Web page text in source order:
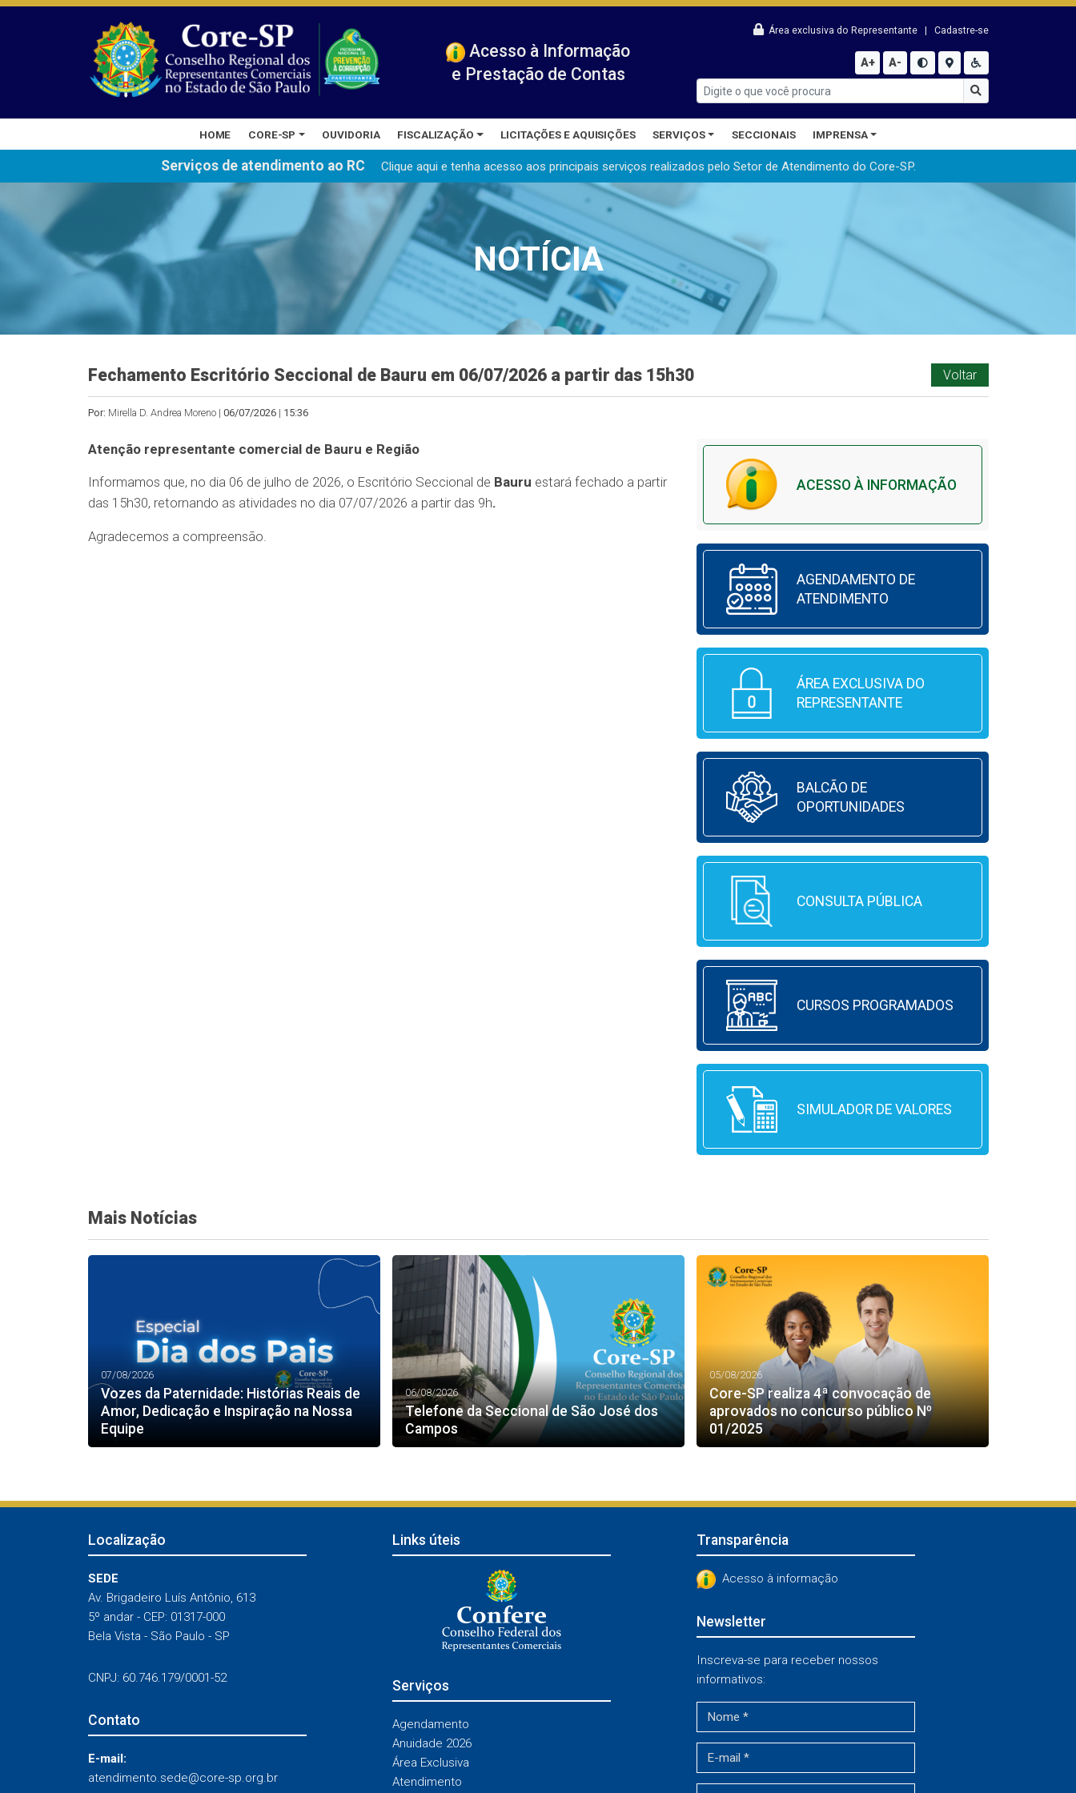
Acesso à Informação
e Prestação de Contas
Área exclusiva do Representante Cadastre-se
A+ A-
HOME CORE-SP OUVIDORIA FISCALIZAÇÃO LICITAÇÕES E AQUISIÇÕES SERVIÇOS SECCIONAIS IMPRENSA
Serviços de atendimento ao RC Clique aqui e tenha acesso aos principais serviços realizados pelo Setor de Atendimento do Core-SP.
NOTÍCIA
Fechamento Escritório Seccional de Bauru em 06/07/2026 a partir das 15h30 Voltar
Por: Mirella D. Andrea Moreno | 06/07/2026| 15:36
Atenção representante comercial de Bauru e Região
Informamos que, no dia 06 de julho de 2026, o Escritório Seccional de Bauru estará fechado a partir
das 15h30, retornando as atividades no dia 07/07/2026 a partir das 9h.
Agradecemos a compreensão.
ACESSO À INFORMAÇÃO
AGENDAMENTO DE
ATENDIMENTO
ÁREA EXCLUSIVA DO
REPRESENTANTE
BALCÃO DE
OPORTUNIDADES
CONSULTA PÚBLICA
CURSOS PROGRAMADOS
SIMULADOR DE VALORES
Mais Notícias
07/08/2026
Vozes da Paternidade: Histórias Reais de
Amor, Dedicação e Inspiração na Nossa
Equipe
06/08/2026
Telefone da Seccional de São José dos
Campos
05/08/2026
Core-SP realiza 4ª convocação de
aprovados no concurso público Nº
01/2025
Localização
SEDE
Av. Brigadeiro Luís Antônio, 613
5º andar - CEP: 01317-000
Bela Vista - São Paulo - SP
CNPJ: 60.746.179/0001-52
Contato
E-mail:
atendimento.sede@core-sp.org.br
Links úteis
Serviços
Agendamento
Anuidade 2026
Área Exclusiva
Atendimento
Transparência
Acesso à informação
Newsletter
Inscreva-se para receber nossos
informativos: